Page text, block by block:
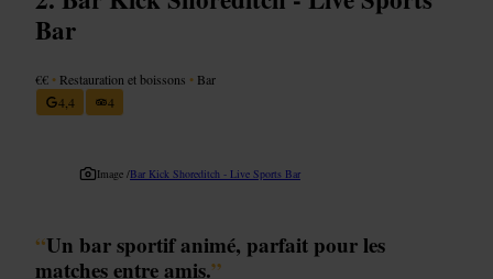
Bar
€€ • Restauration et boissons • Bar
4,4
4
Image /Bar Kick Shoreditch - Live Sports Bar
“Un bar sportif animé, parfait pour les
matches entre amis.”